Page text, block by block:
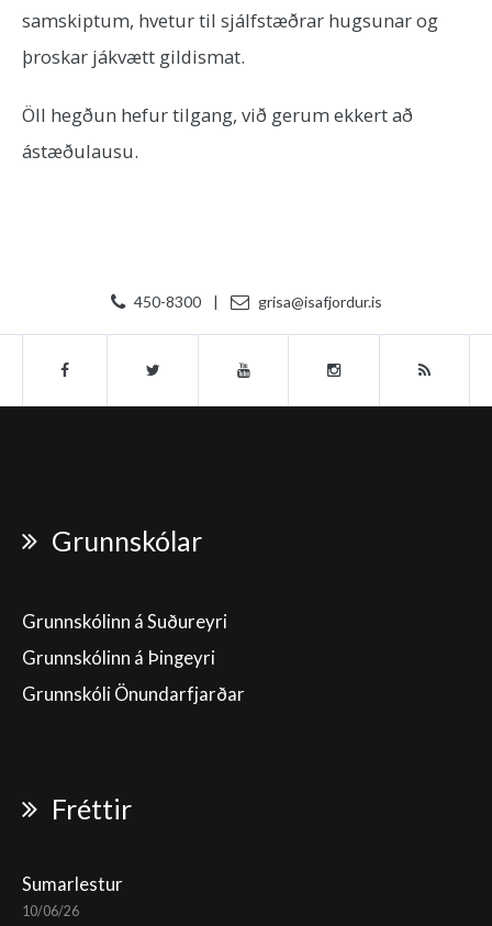
samskiptum, hvetur til sjálfstæðrar hugsunar og
þroskar jákvætt gildismat.
Öll hegðun hefur tilgang, við gerum ekkert að
ástæðulausu.
450-8300 | grisa@isafjordur.is
Grunnskólar
Grunnskólinn á Suðureyri
Grunnskólinn á Þingeyri
Grunnskóli Önundarfjarðar
Fréttir
Sumarlestur
10/06/26